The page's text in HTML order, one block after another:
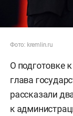
Фото: kremlin.ru
О подготовке
глава
рассказали
к